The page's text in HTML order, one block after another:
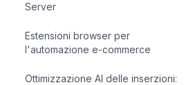
Server
Estensioni browser per
l'automazione e-commerce
Ottimizzazione AI delle inserzioni: